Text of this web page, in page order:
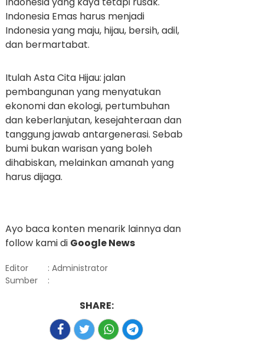
Indonesia Emas harus menjadi
Indonesia yang maju, hijau, bersih, adil,
dan bermartabat.
Itulah Asta Cita Hijau: jalan
pembangunan yang menyatukan
ekonomi dan ekologi, pertumbuhan
dan keberlanjutan, kesejahteraan dan
tanggung jawab antargenerasi. Sebab
bumi bukan warisan yang boleh
dihabiskan, melainkan amanah yang
harus dijaga.
Ayo baca konten menarik lainnya dan
follow kami di Google News
Editor
: Administrator
Sumber
:
SHARE: